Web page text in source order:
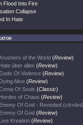
Flood Into Fire
Collapse
In Hate
Krushers of the World (Review)
Hate über alles (Review)
Of Violence (Review)
Dying Alive (Review)
Of Souls (Classic)
Hordes of Chaos (Review)
Enemy Of God - Revisited
Enemy Of God (Review)
Live Kreation (Review)